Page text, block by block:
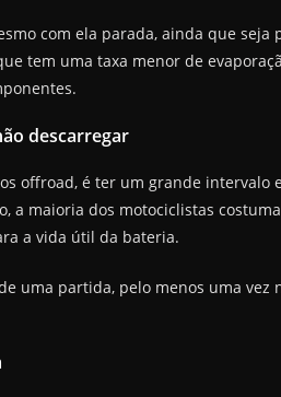
com ela parada, ainda que seja
tem uma taxa menor de
descarregar
offroad, é ter um grande intervalo
a maioria dos motociclistas
a vida útil da bateria.
uma partida, pelo menos uma